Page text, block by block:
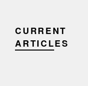
CURRENT
ARTICLES